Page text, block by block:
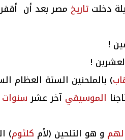
تاريخ مصر بعد أن
!
!
) بالملحنين الستة العظام
الموسيقي آخر عشرسنوات
لهم و هو التلحين (لأم كلثوم)